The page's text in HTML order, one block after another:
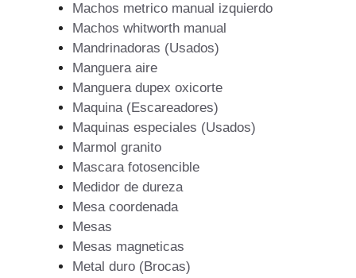
Machos metrico manual izquierdo
Machos whitworth manual
Mandrinadoras (Usados)
Manguera aire
Manguera dupex oxicorte
Maquina (Escareadores)
Maquinas especiales (Usados)
Marmol granito
Mascara fotosencible
Medidor de dureza
Mesa coordenada
Mesas
Mesas magneticas
Metal duro (Brocas)